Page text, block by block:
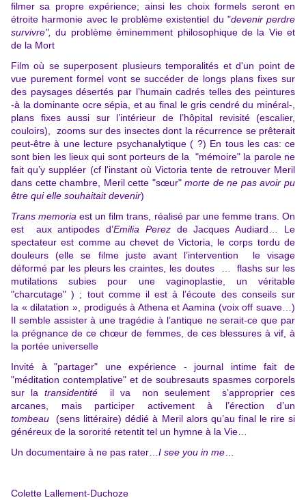
filmer sa propre expérience; ainsi les choix formels seront en
étroite harmonie avec le problème existentiel du "devenir perdre
survivre",du problème éminemment philosophique de la Vie et
de la Mort
Film où se superposent plusieurs temporalités et d'un point de
vue purement formel vont se succéder de longs plans fixes sur
des paysages désertés par l’humain cadrés telles des peintures
-à la dominante ocre sépia, et au final le gris cendré du minéral-,
plans fixes aussi sur l’intérieur de l’hôpital revisité (escalier,
couloirs), zooms sur des insectes dont la récurrence se prêterait
peut-être à une lecture psychanalytique ( ?) En tous les cas: ce
sont bien les lieux qui sont porteurs de la "mémoire" la parole ne
fait qu’y suppléer (cf l'instant où Victoria tente de retrouver Meril
dans cette chambre, Meril cette "sœur"morte de ne pas avoir pu
être qui elle souhaitait devenir)
Trans memoria est un film trans, réalisé par une femme trans. On
est aux antipodes d’Emilia Perez de Jacques Audiard… Le
spectateur est comme au chevet de Victoria, le corps tordu de
douleurs (elle se filme juste avant l’intervention le visage
déformé par les pleurs les craintes, les doutes … flashs sur les
mutilations subies pour une vaginoplastie, un véritable
"charcutage" ) ; tout comme il est à l’écoute des conseils sur
la « dilatation », prodigués à Athena et Aamina (voix off suave…)
Il semble assister à une tragédie à l’antique ne serait-ce que par
la prégnance de ce chœur de femmes, de ces blessures à vif, à
la portée universelle
Invité à "partager" une expérience - journal intime fait de
"méditation contemplative" et de soubresauts spasmes corporels
sur la transidentitéil va non seulement s’approprier ces
arcanes, mais participer activement à l’érection d’un
tombeau
(sens littéraire) dédié à Meril alors qu’au final le rire si
généreux de la sororité retentit tel un hymne à la Vie…
Un documentaire à ne pas rater… I see you in me
Colette Lallement-Duchoze